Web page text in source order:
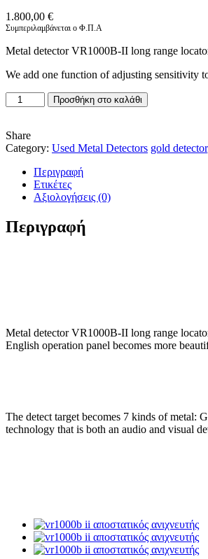
1.800,00 €
Συμπεριλαμβάνεται ο Φ.Π.Α
Metal detector VR1000B-II long range
We add one function of adjusting sensitivity
VR1000B-
II
LONG
RANGE
ποσότητα
Προσθήκη στο καλάθι
Share
Category: Used Metal Detectors gold detector
Περιγραφή
Ετικέτες
Αξιολογήσεις (0)
Περιγραφή
Metal detector VR1000B-II long range
English operation panel becomes more
The detect target becomes 7 kinds of
technology that is both an audio and visual